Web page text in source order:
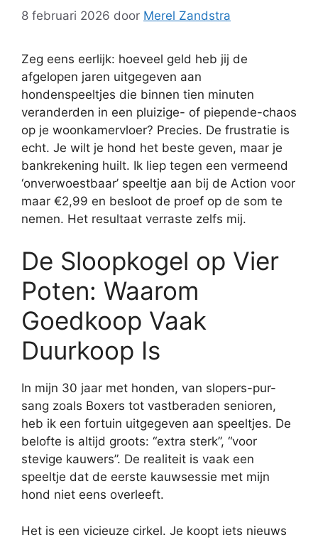
8 februari 2026 door Merel Zandstra
Zeg eens eerlijk: hoeveel geld heb jij de
afgelopen jaren uitgegeven aan
hondenspeeltjes die binnen tien minuten
veranderden in een pluizige- of piepende-chaos
op je woonkamervloer? Precies. De frustratie is
echt. Je wilt je hond het beste geven, maar je
bankrekening huilt. Ik liep tegen een vermeend
‘onverwoestbaar’ speeltje aan bij de Action voor
maar €2,99 en besloot de proef op de som te
nemen. Het resultaat verraste zelfs mij.
De Sloopkogel op Vier
Poten: Waarom
Goedkoop Vaak
Duurkoop Is
In mijn 30 jaar met honden, van slopers-pur-
sang zoals Boxers tot vastberaden senioren,
heb ik een fortuin uitgegeven aan speeltjes. De
belofte is altijd groots: “extra sterk”, “voor
stevige kauwers”. De realiteit is vaak een
speeltje dat de eerste kauwsessie met mijn
hond niet eens overleeft.
Het is een vicieuze cirkel. Je koopt iets nieuws